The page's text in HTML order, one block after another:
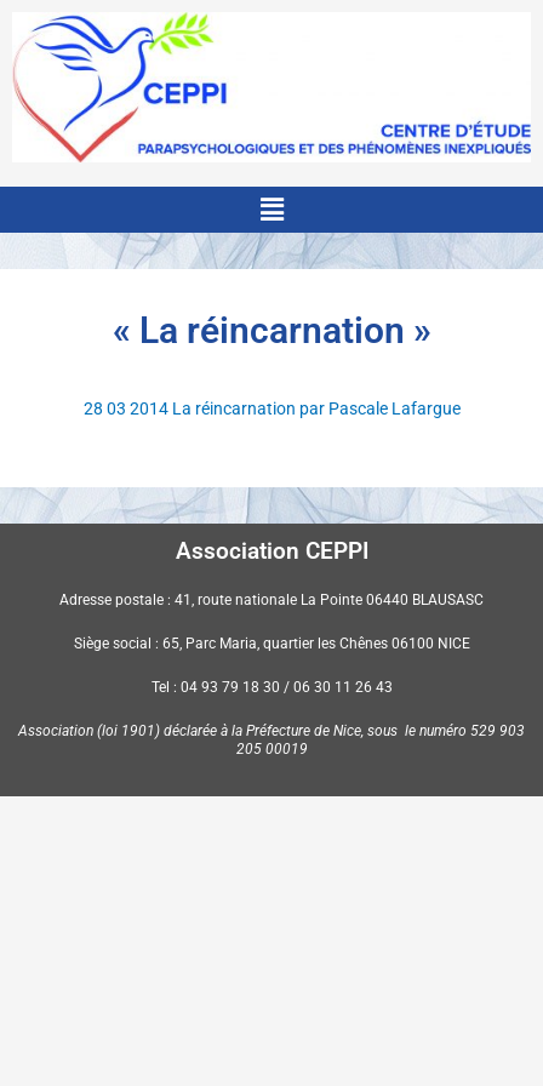
contenu
Menu
« La réincarnation »
28 03 2014 La réincarnation par Pascale Lafargue
Association CEPPI
Adresse postale : 41, route nationale La Pointe 06440 BLAUSASC
Siège social : 65, Parc Maria, quartier les Chênes 06100 NICE
Tel : 04 93 79 18 30 / 06 30 11 26 43
Association (loi 1901) déclarée à la Préfecture de Nice, sous le numéro 529 903
205 00019